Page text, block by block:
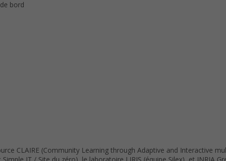
bord
CLAIRE (Community Learning through Adaptive and Interactive